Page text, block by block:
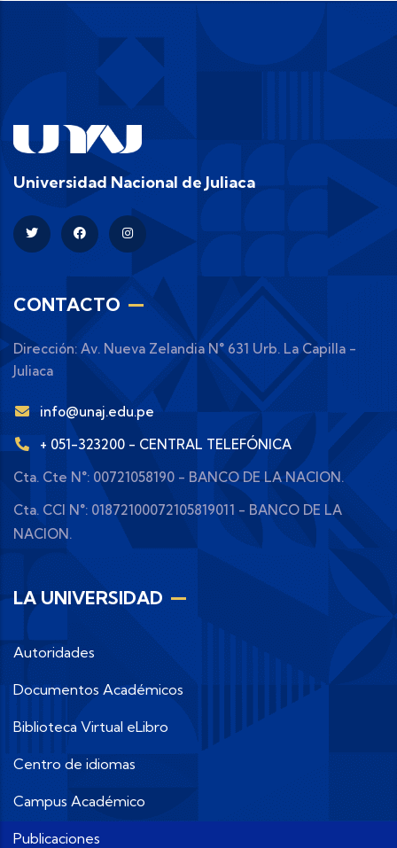
Universidad Nacional de Juliaca
CONTACTO
Dirección: Av. Nueva Zelandia N° 631 Urb. La Capilla -
Juliaca
info@unaj.edu.pe
+ 051-323200 - CENTRAL TELEFÓNICA
Cta. Cte N°: 00721058190 - BANCO DE LA NACION.
Cta. CCI N°: 01872100072105819011 - BANCO DE LA
NACION.
LA UNIVERSIDAD
Autoridades
Documentos Académicos
Biblioteca Virtual eLibro
Centro de idiomas
Campus Académico
Publicaciones